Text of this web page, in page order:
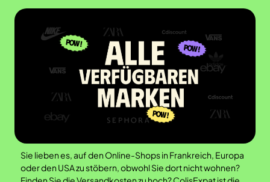
Sie lieben es, auf den Online-Shops in Frankreich, Europa
oder den USA zu stöbern, obwohl Sie dort nicht wohnen?